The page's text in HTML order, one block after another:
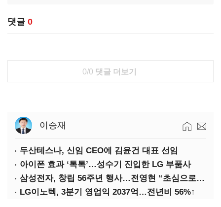
댓글 0
0/0 댓글 더보기
이승재
두산테스나, 신임 CEO에 김윤건 대표 선임
아이폰 효과 ‘톡톡’…성수기 진입한 LG 부품사
삼성전자, 창립 56주년 행사…전영현 “초심으로 경쟁력 회복해야”
LG이노텍, 3분기 영업익 2037억…전년비 56%↑